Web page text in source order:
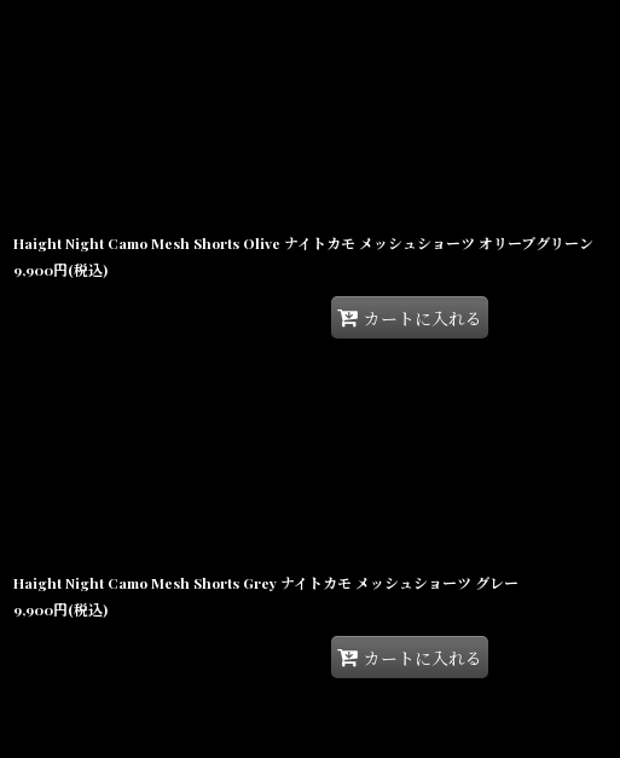
Haight Night Camo Mesh Shorts Olive ナイトカモ メッシュショーツ オリーブグリーン
9,900円(税込)
カートに入れる
Haight Night Camo Mesh Shorts Grey ナイトカモ メッシュショーツ グレー
9,900円(税込)
カートに入れる